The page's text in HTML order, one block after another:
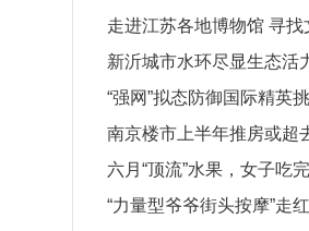
流会在东京举行
走进江苏各地博物馆 寻找
娃”们
新沂城市水环尽显生态活
绿荫满城
“强网”拟态防御国际精英
帽黑客”战队谁能突防？
南京楼市上半年推房或超
六月“顶流”水果，女子吃
蛙”！医生提醒
“力量型爷爷街头按摩”走